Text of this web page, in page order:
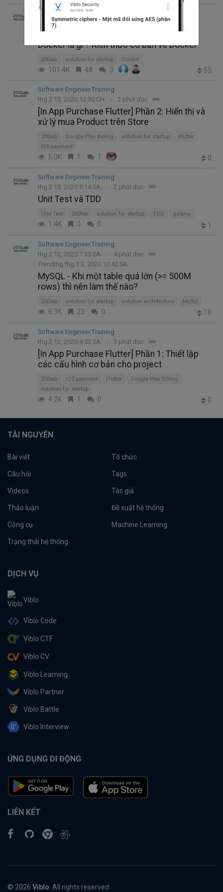
Software Engineer Training
thg 2 14, 2020 1:42 CH
6 phút đọc
Trending thg 10 7, 2022 8:59 CH
Docker là gì ? Kiến thức cơ bản về Docker
200lab solution for startup Docker
101.4K 48 3 55
Software Engineer Training
thg 2 13, 2020 12:30 CH
2 phút đọc
[In App Purchase Flutter] Phần 2: Hiển thị và
xử lý mua Product trên Store
200lab Google Play Billing solution for startup
Flutter
IOS payment
5.0K 1 1 0
Software Engineer Training
thg 2 13, 2020 9:14 SA
2 phút đọc
Unit Test và TDD
Unit Test 200lab solution for startup TDD golang
1.4K 0 0 1
Software Engineer Training
thg 2 12, 2020 7:35 SA
4 phút đọc
Trending thg 3 3, 2020 10:42 SA
MySQL - Khi một table quá lớn (>= 500M
rows) thì nên làm thế nào?
200lab solution for startup solution architecture MySql
6.3K 23 0 18
Software Engineer Training
thg 2 12, 2020 4:53 SA
3 phút đọc
[In App Purchase Flutter] Phần 1: Thiết lập
các cấu hình cơ bản cho project
200lab IOS payment Flutter
Google Play Billing
solution for startup
4.2K 1 0 0
TÀI NGUYÊN
Bài viết Tổ chức
Câu hỏi Tags
Videos Tác giả
Thảo luận Đề xuất hệ thống
Công cụ Machine Learning
Trạng thái hệ thống
DỊCH VỤ
Viblo
Viblo Code
Viblo CTF
Viblo CV
Viblo Learning
Viblo Partner
Viblo Battle
Viblo Interview
ỨNG DỤNG DI ĐỘNG
LIÊN KẾT
© 2026 Viblo . All rights reserved.